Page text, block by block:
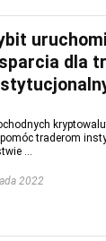
dla
traderom
...
2022